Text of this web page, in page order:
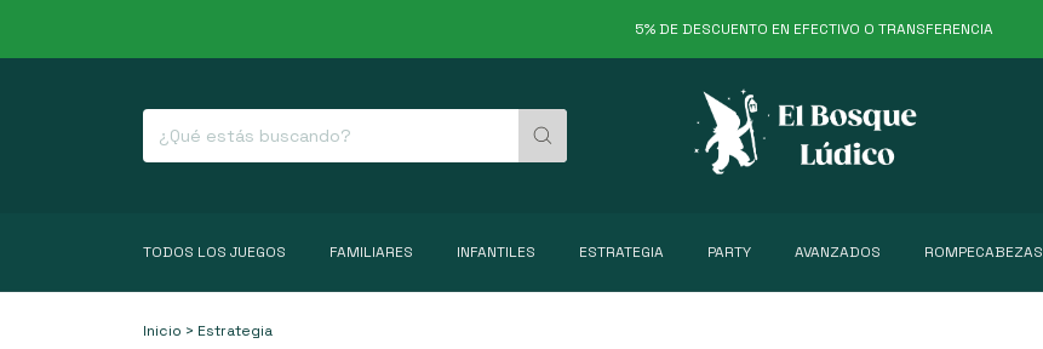
5% DE DESCUENTO EN EFECTIVO O TRANSFERENCIA
TODOS LOS JUEGOS FAMILIARES INFANTILES ESTRATEGIA PARTY AVANZADOS ROMPECABEZAS
Inicio > Estrategia